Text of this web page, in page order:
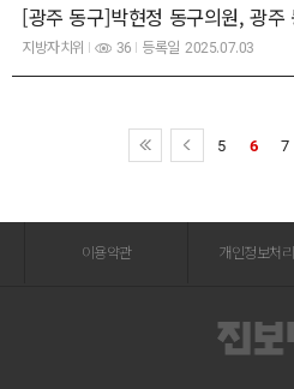
지방자치위 36 등록일 2025.07.03
5 6 7
이용약관 개인정보처